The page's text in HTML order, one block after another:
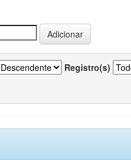
Registro(s)